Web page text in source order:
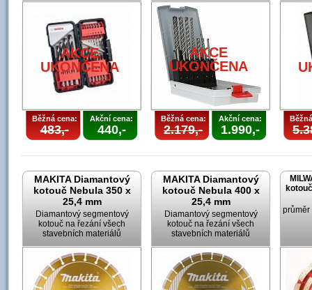
AKCE
UKONČENA
Běžná cena:
483,-
Akční cena:
440,-
AKCE
UKONČENA
Běžná cena:
2.179,-
Akční cena:
1.990,-
MAKITA Diamantový
kotouč Nebula 350 x
25,4 mm
Diamantový segmentový
kotouč na řezání všech
stavebních materiálů
MAKITA Diamantový
kotouč Nebula 400 x
25,4 mm
Diamantový segmentový
kotouč na řezání všech
stavebních materiálů
průměr